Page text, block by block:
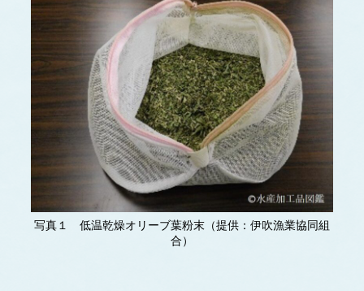
写真１ 低温乾燥オリーブ葉粉末（提供：伊吹漁業協同組
合）